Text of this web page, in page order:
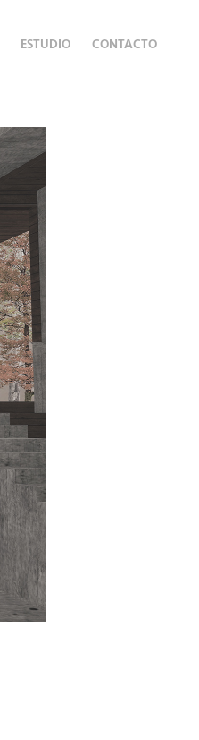
ESTUDIO CONTACTO